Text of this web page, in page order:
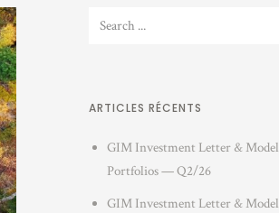
ARTICLES RÉCENTS
GIM Investment Letter & Model
Portfolios — Q2/26
GIM Investment Letter & Model